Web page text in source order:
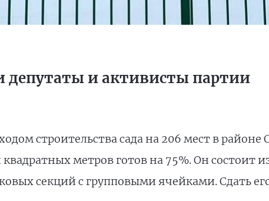
депутаты и активисты партии
строительства сада на 206 мест в
метров готов на 75%. Он состоит
секций с групповыми ячейками. Сдать